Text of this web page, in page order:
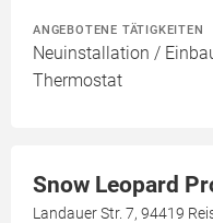
ANGEBOTENE TÄTIGKEITEN
Neuinstallation /
Thermostat
Snow Leopard
Landauer Str. 7, 94419